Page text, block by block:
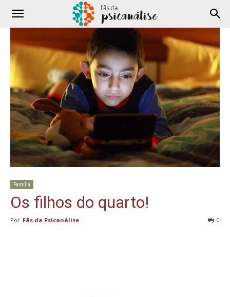
Família
Os filhos do quarto!
Por Fãs da Psicanálise - 0